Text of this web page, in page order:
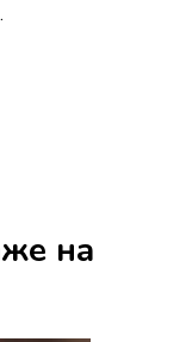
на